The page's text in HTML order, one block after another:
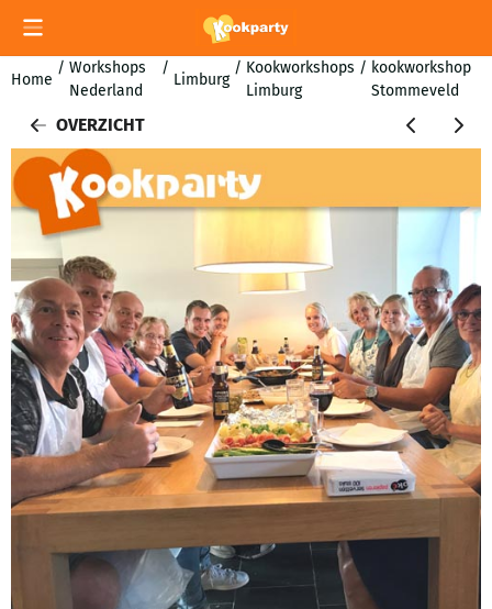
Cookievoorkeuren zijn momenteel gesloten.
Home
/ Workshops
Nederland
/
Limburg
/ Kookworkshops
Limburg
/ kookworkshop
Stommeveld
OVERZICHT